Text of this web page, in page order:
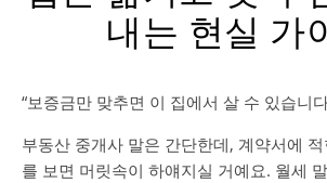
내는 현실 가
“보증금만 맞추면 이 집에서 살 수 있습니
부동산 중개사 말은 간단한데, 계약서에
를 보면 머릿속이 하얘지실 거예요. 월세